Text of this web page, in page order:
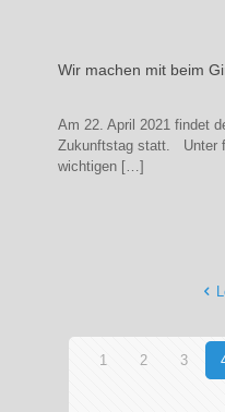
Wir machen mit beim
Am 22. April 2021 findet
Zukunftstag statt. Unter
wichtigen […]
1 2 3